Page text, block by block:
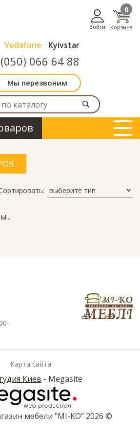
Vodafone Kyivstar
066 64 88
Мы перезвоним
Войти Корзина
0
мебели "МI-KO" 2026 ©
Карта сайта
Киев - Megasite